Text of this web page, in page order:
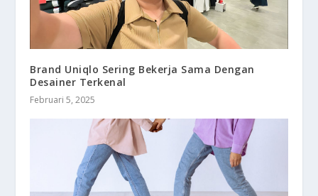
Brand Uniqlo Sering Bekerja Sama Dengan
Desainer Terkenal
Februari 5, 2025